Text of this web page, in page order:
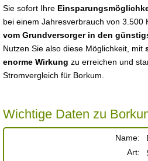
Sie sofort Ihre
bei einem Jahresverbrauch von 3.500
vom Grundversorger in den
Nutzen Sie also diese Möglichkeit, mit
enorme Wirkung zu erreichen und
Stromvergleich für Borkum.
Wichtige Daten zu
Name:
Art: